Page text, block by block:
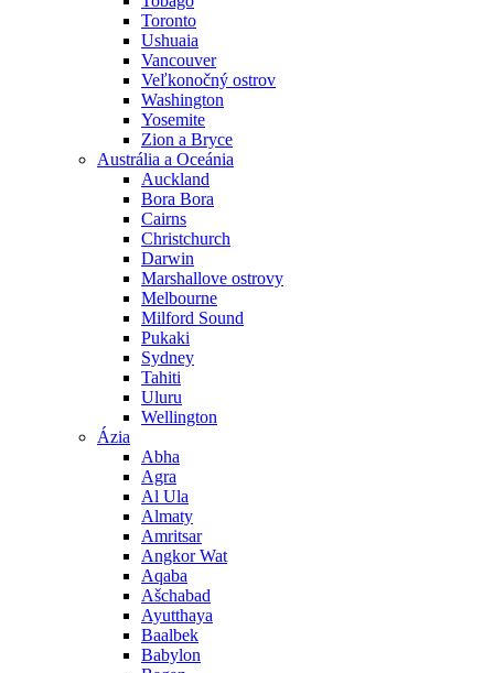
Toronto
Ushuaia
Vancouver
Veľkonočný ostrov
Washington
Yosemite
Zion a Bryce
Austrália a Oceánia
Auckland
Bora Bora
Cairns
Christchurch
Darwin
Marshallove ostrovy
Melbourne
Milford Sound
Pukaki
Sydney
Tahiti
Uluru
Wellington
Ázia
Abha
Agra
Al Ula
Almaty
Amritsar
Angkor Wat
Aqaba
Ašchabad
Ayutthaya
Baalbek
Babylon